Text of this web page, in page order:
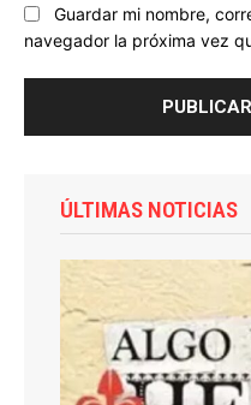
Guardar mi nombre,
navegador la próxima vez
ÚLTIMAS NOTICIAS